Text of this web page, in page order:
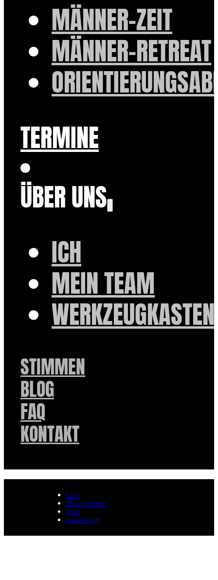
MÄNNER-ZEIT
MÄNNER-RETREAT
TERMINE
ÜBER UNS
ICH
MEIN TEAM
WERKZEUGKASTEN
STIMMEN
BLOG
FAQ
KONTAKT
FAQ
Datenschutz
AGB
Impressum